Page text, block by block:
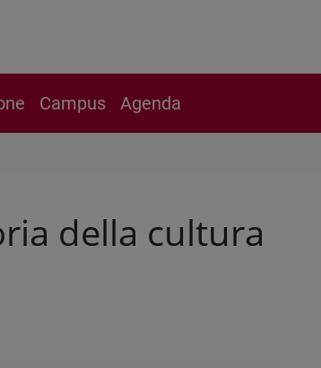
Campus Agenda
della cultura